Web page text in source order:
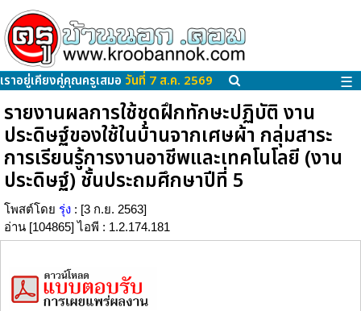
เราอยู่เคียงคู่คุณครูเสมอ วันที่ 7 ส.ค. 2569 ☰
รายงานผลการใช้ชุดฝึกทักษะปฏิบัติ งาน
ประดิษฐ์ของใช้ในบ้านจากเศษผ้า กลุ่มสาระ
การเรียนรู้การงานอาชีพและเทคโนโลยี (งาน
ประดิษฐ์) ชั้นประถมศึกษาปีที่ 5
โพสต์โดย รุ่ง : [3 ก.ย. 2563]
อ่าน [104865] ไอพี : 1.2.174.181